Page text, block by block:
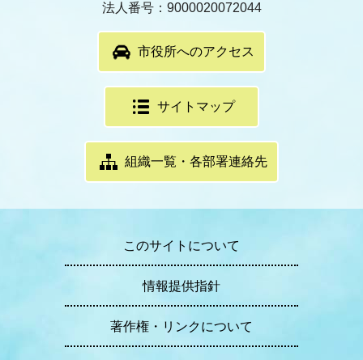
法人番号：9000020072044
市役所へのアクセス
サイトマップ
組織一覧・各部署連絡先
このサイトについて
情報提供指針
著作権・リンクについて